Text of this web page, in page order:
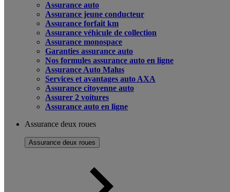
Assurance auto
Assurance jeune conducteur
Assurance forfait km
Assurance véhicule de collection
Assurance monospace
Garanties assurance auto
Nos formules assurance auto en ligne
Assurance Auto Malus
Services et avantages auto AXA
Assurance citoyenne auto
Assurer 2 voitures
Assurance auto en ligne
Assurance deux roues
Assurance deux roues